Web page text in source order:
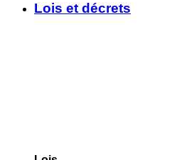
Lois et décrets